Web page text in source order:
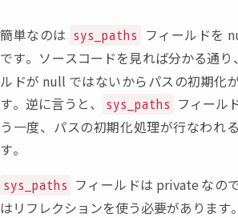
簡単なのは sys_paths フィールドを
です。ソースコードを見れば分かる通り 、
ルドが null ではないからパスの初期化
す。逆に言うと、 sys_paths フィール
う一度、 パスの初期化処理が行なわれ
す。
sys_paths フィールドは private なの
はリフレクションを使う必要があります。